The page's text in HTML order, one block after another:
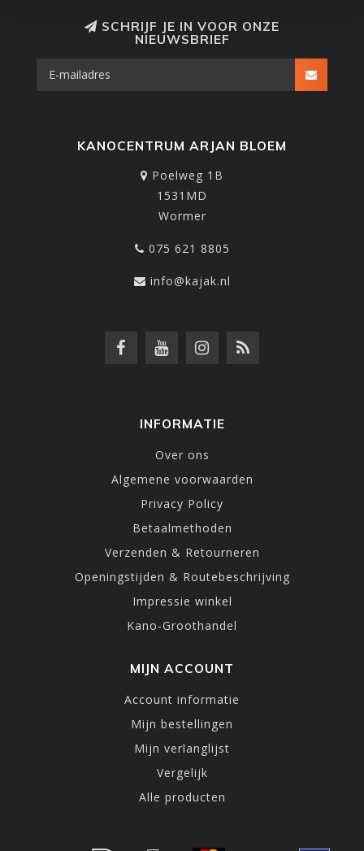
SCHRIJF JE IN VOOR ONZE
NIEUWSBRIEF
KANOCENTRUM ARJAN BLOEM
Poelweg 1B
1531MD
Wormer
075 621 8805
info@kajak.nl
INFORMATIE
Over ons
Algemene voorwaarden
Privacy Policy
Betaalmethoden
Verzenden & Retourneren
Openingstijden & Routebeschrijving
Impressie winkel
Kano-Groothandel
MIJN ACCOUNT
Account informatie
Mijn bestellingen
Mijn verlanglijst
Vergelijk
Alle producten